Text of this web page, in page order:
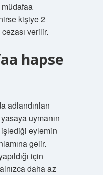
kişiye 2
verilir.
hapse
adlandırılan
uymanın
eylemin
gelir.
için
daha az